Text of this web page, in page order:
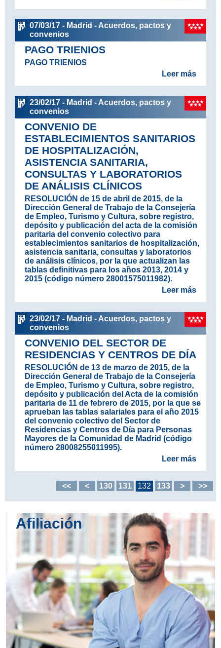
07/03/17 - Madrid - Acuerdos, pactos y
convenios
PAGO TRIENIOS
PAGO TRIENIOS
Leer más
23/02/17 - Madrid - Acuerdos, pactos y
convenios
CONVENIO DE
ESTABLECIMIENTOS SANITARIOS
DE HOSPITALIZACIÓN,
ASISTENCIA SANITARIA,
CONSULTAS Y LABORATORIOS
DE ANÁLISIS CLÍNICOS
RESOLUCIÓN de 15 de abril de 2015, de la
Dirección General de Trabajo de la Consejería
de Empleo, Turismo y Cultura, sobre registro,
depósito y publicación del acta de la comisión
paritaria del convenio colectivo para
establecimientos sanitarios de hospitalización,
asistencia sanitaria, consultas y laboratorios
de análisis clínicos, por la que actualizan las
tablas definitivas para los años 2013, 2014 y
2015 (código número 28001575011982).
Leer más
23/02/17 - Madrid - Acuerdos, pactos y
convenios
CONVENIO DEL SECTOR DE
RESIDENCIAS Y CENTROS DE DÍA
RESOLUCIÓN de 13 de marzo de 2015, de la
Dirección General de Trabajo de la Consejería
de Empleo, Turismo y Cultura, sobre registro,
depósito y publicación del Acta de la comisión
paritaria de 11 de febrero de 2015, por la que se
aprueban las tablas salariales para el año 2015
del convenio colectivo del Sector de
Residencias y Centros de Día para Personas
Mayores de la Comunidad de Madrid (código
número 28008255011995).
Leer más
<< < 130 131 132 133 > >>
Afiliación